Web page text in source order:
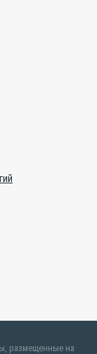
размещенные на